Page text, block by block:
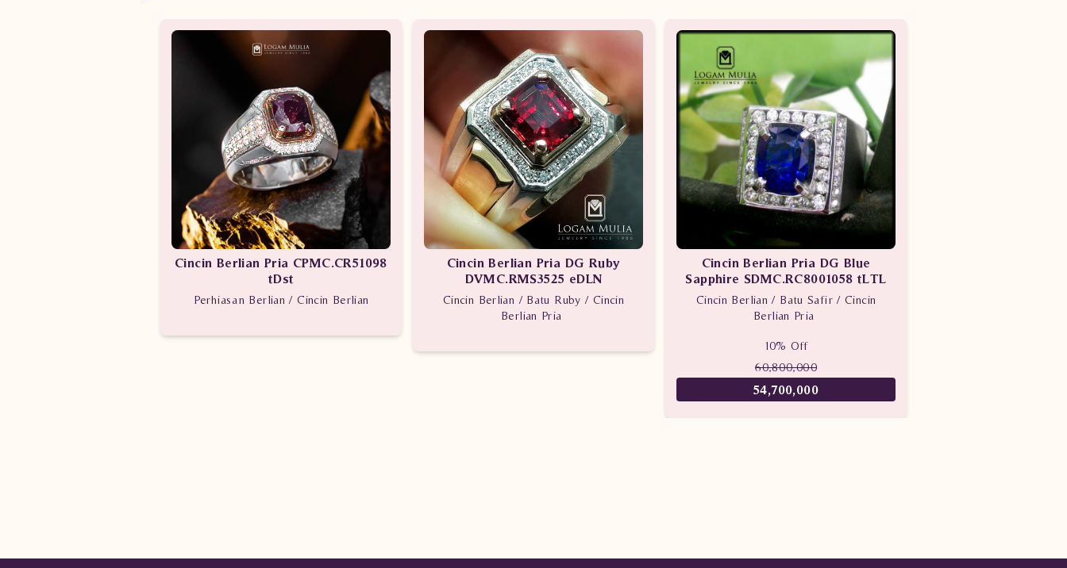
Cincin Berlian Pria CPMC.CR51098
tDst
Perhiasan Berlian / Cincin Berlian
Cincin Berlian Pria DG Ruby
DVMC.RMS3525 eDLN
Cincin Berlian / Batu Ruby / Cincin
Berlian Pria
Cincin Berlian Pria DG Blue
Sapphire SDMC.RC8001058 tLTL
Cincin Berlian / Batu Safir / Cincin
Berlian Pria
10% Off
60,800,000
54,700,000